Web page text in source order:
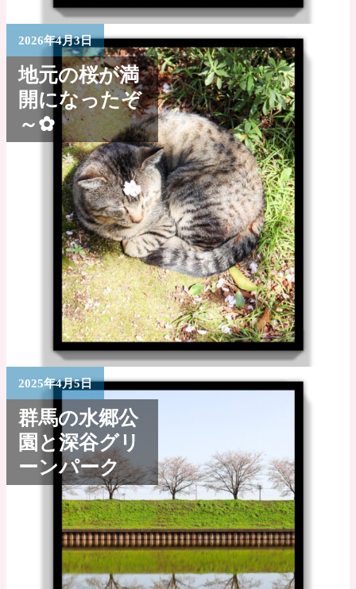
2026年4月3日
地元の桜が満
開になったぞ
～✿
2025年4月5日
群馬の水郷公
園と深谷グリ
ーンパーク